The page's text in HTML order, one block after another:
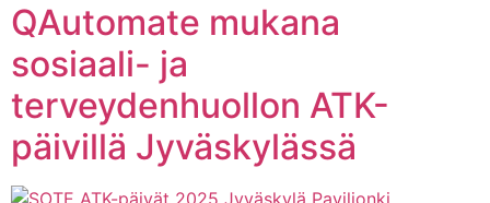
QAutomate mukana
sosiaali- ja
terveydenhuollon ATK-
päivillä Jyväskylässä